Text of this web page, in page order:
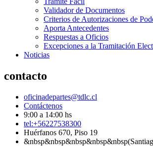
Validador de Documentos
Criterios de Autorizaciones de
Aporta Antecedentes
Respuestas a Oficios
Excepciones a la Tramitación
Noticias
contacto
oficinadepartes@tdlc.cl
Contáctenos
9:00 a 14:00 hs
tel:+56227538300
Huérfanos 670, Piso 19